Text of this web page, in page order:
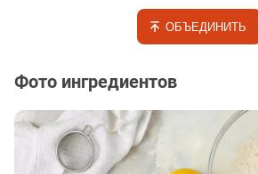
ОБЪЕДИНИТЬ
Фото ингредиентов